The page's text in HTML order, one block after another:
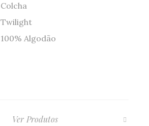
Colcha
Twilight
100% Algodão
Ver Produtos